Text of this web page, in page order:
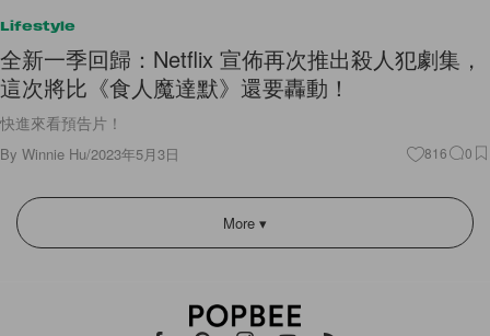
Lifestyle
全新一季回歸：Netflix 宣佈再次推出殺人犯劇集，
這次將比《食人魔達默》還要轟動！
快進來看預告片！
By Winnie Hu/2023年5月3日 816 0
More ▾